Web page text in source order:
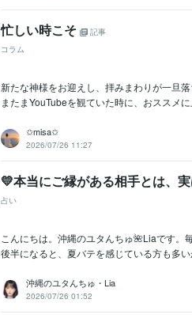
忙しい時こそ
記事
コラム
新たな神様をお迎えし、拝みまわりが一旦
またまYouTubeを観ていた時に、おススメ
✩misa✩
2026/07/26 11:27
💛本当にご縁がある相手とは、
占い
こんにちは。沖縄のユタんちゅ🌺Liaです
後半になると、夏バテを感じている方も多
沖縄のユタんちゅ・Lia
2026/07/26 01:52